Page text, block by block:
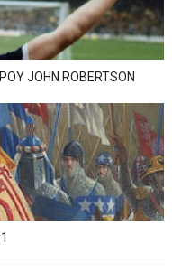
JOHN ROBERTSON